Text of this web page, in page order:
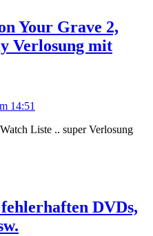
Your Grave 2,
Verlosung mit
14:51
Liste .. super Verlosung
DVDs,